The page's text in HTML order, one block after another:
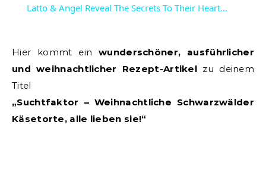
Latto & Angel Reveal The Secrets To Their Heart…
Hier kommt einwunderschöner, ausführlicher
und weihnachtlicher Rezept-Artikel zu deinem
Titel
„Suchtfaktor – Weihnachtliche Schwarzwälder
Käsetorte, alle lieben sie!“